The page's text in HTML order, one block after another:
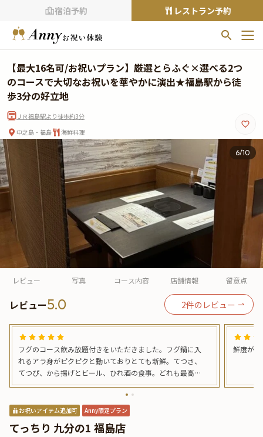
宿泊予約 レストラン予約
お気に入りプラン
お気に入りの登録がありません
閲覧履歴
閲覧履歴はありません
過去に見たお店が最大10件まで表示されます。
10件を超えると、古いものから順に削除されます。
Annyお祝い体験について
Annyお祝いアイテムについて
【最大16名可/お祝いプラン】厳選とらふぐ×選べる2つ
のコースで大切なお祝いを華やかに演出★福島駅から徒
歩3分の好立地
ＪＲ福島駅より徒歩約3分
中之島・福島
海鮮料理
6/10
レビュー 写真 コース内容 店舗情報 留意点
レビュー5.0 2件のレビュー
フグのコース飲み放題付きをいただきました。フグ鍋に入
れるアラ身がピクピクと動いておりとても新鮮。てつさ、
てつぴ、から揚げとビール、ひれ酒の食事。どれも最高に
おいしかった。また行きたい。
鮮度が
お祝いアイテム追加可 Anny限定プラン
てっちり 九分の1 福島店